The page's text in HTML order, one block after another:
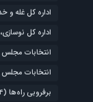
اداره کل غله و
اداره کل
انتخابات مجلس
انتخابات
برفروبی راه‌ها (4)